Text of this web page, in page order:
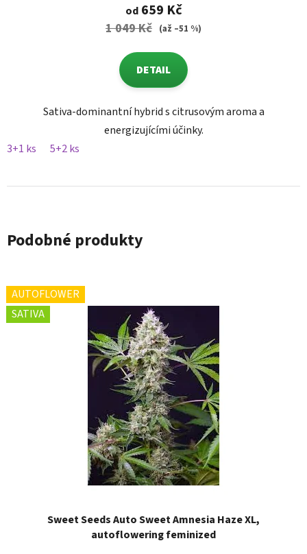
od659 Kč
1 049 Kč (až –51 %)
DETAIL
Sativa-dominantní hybrid s citrusovým aroma a
energizujícími účinky.
3+1 ks
5+2 ks
Podobné produkty
AUTOFLOWER
SATIVA
Sweet Seeds Auto Sweet Amnesia Haze XL,
autoflowering feminized